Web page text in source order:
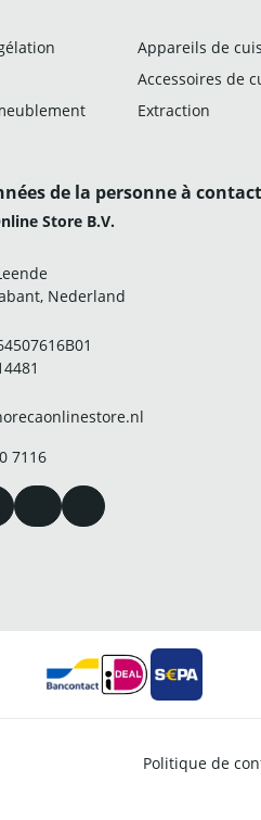
Appareils de
Accessoires de
Extraction
de la personne à
Store B.V.
Nederland
7116
Politique de